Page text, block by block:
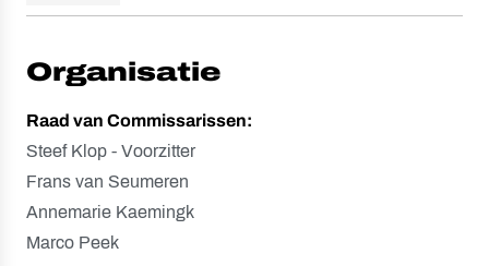
Organisatie
Raad van Commissarissen:
Steef Klop - Voorzitter
Frans van Seumeren
Annemarie Kaemingk
Marco Peek